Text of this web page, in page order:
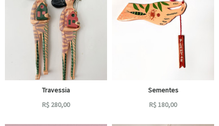
Travessia
R$ 280,00
Sementes
R$180,00